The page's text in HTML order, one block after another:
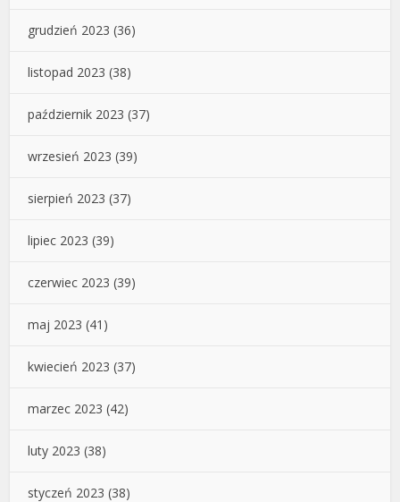
grudzień 2023 (36)
listopad 2023 (38)
październik 2023 (37)
wrzesień 2023 (39)
sierpień 2023 (37)
lipiec 2023 (39)
czerwiec 2023 (39)
maj 2023 (41)
kwiecień 2023 (37)
marzec 2023 (42)
luty 2023 (38)
styczeń 2023 (38)